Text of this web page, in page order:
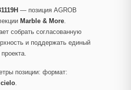
— позиция AGROB
Marble & More.
собрать согласованную
и поддержать единый
позиции: формат:
cielo.